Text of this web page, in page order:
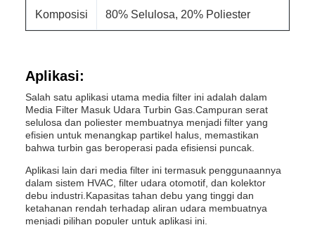
Komposisi 80% Selulosa, 20% Poliester
Aplikasi:
Salah satu aplikasi utama media filter ini adalah dalam
Media Filter Masuk Udara Turbin Gas.Campuran serat
selulosa dan poliester membuatnya menjadi filter yang
efisien untuk menangkap partikel halus, memastikan
bahwa turbin gas beroperasi pada efisiensi puncak.
Aplikasi lain dari media filter ini termasuk penggunaannya
dalam sistem HVAC, filter udara otomotif, dan kolektor
debu industri.Kapasitas tahan debu yang tinggi dan
ketahanan rendah terhadap aliran udara membuatnya
menjadi pilihan populer untuk aplikasi ini.